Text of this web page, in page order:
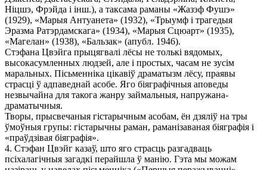
Ніцшэ, Фрэйда і інш.), а таксама раманы «Жазэф Фушэ»
(1929), «Марыя Антуанета» (1932), «Трыумф і трагедыя
Эразма Ратэрдамскага» (1934), «Марыя Сцюарт» (1935),
«Магелан» (1938), «Бальзак» (апубл. 1946).
Стэфана Цвэйга прыцягвалі лёсы не толькі вядомых,
высокасумленных людзей, але і простых, часам не зусім
маральных. Пісьменніка цікавіў драматызм лёсу, праявы
страсці ў адпаведнай асобе. Яго біяграфічныя аповеды
незвычайна для такога жанру займальныя, напружана-
драматычныя.
Творы, прысвечаныя гістарычным асобам, ён дзяліў на тры
ўмоўныя групы: гістарычны раман, раманізаваная біяграфія і
«праўдзівая біяграфія».
4. Стэфан Цвэйг казаў, што яго страсць разгадваць
псіхалагічныя загадкі перайшла ў манію. Гэта мы можам